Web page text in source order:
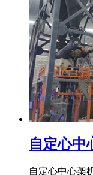
自定心中
自定心中心架